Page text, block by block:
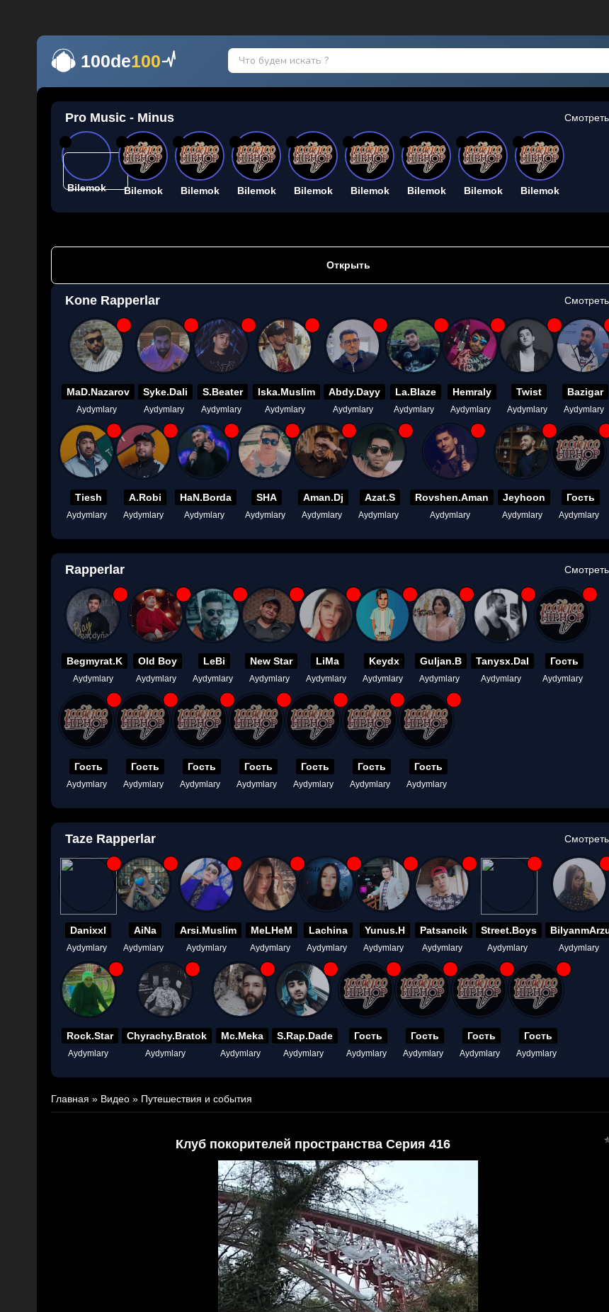
100de100
Pro Music - Minus
Bilemok Bilemok Bilemok Bilemok Bilemok Bilemok Bilemok Bilemok Bilemok
Открыть
Kone Rapperlar
MaD.Nazarov
Aydymlary
Syke.Dali
Aydymlary
S.Beater
Aydymlary
Iska.Muslim
Aydymlary
Abdy.Dayy
Aydymlary
La.Blaze
Aydymlary
Hemraly
Aydymlary
Twist
Aydymlary
Bazigar
Aydymlary
Tiesh
Aydymlary
A.Robi
Aydymlary
HaN.Borda
Aydymlary
SHA
Aydymlary
Aman.Dj
Aydymlary
Azat.S
Aydymlary
Rovshen.Aman
Aydymlary
Jeyhoon
Aydymlary
Гость
Aydymlary
Rapperlar
Begmyrat.K
Aydymlary
Old Boy
Aydymlary
LeBi
Aydymlary
New Star
Aydymlary
LiMa
Aydymlary
Keydx
Aydymlary
Guljan.B
Aydymlary
Tanysx.Dal
Aydymlary
Гость
Aydymlary
Гость
Aydymlary
Гость
Aydymlary
Гость
Aydymlary
Гость
Aydymlary
Гость
Aydymlary
Гость
Aydymlary
Гость
Aydymlary
Taze Rapperlar
Danixxl
Aydymlary
AiNa
Aydymlary
Arsi.Muslim
Aydymlary
MeLHeM
Aydymlary
Lachina
Aydymlary
Yunus.H
Aydymlary
Patsancik
Aydymlary
Street.Boys
Aydymlary Aydymlary
Rock.Star
Aydymlary
Chyrachy.Bratok
Aydymlary
Mc.Meka
Aydymlary
S.Rap.Dade
Aydymlary
Гость
Aydymlary
Гость
Aydymlary
Гость
Aydymlary
Гость
Aydymlary
Главная » Видео » Путешествия и события
Клуб покорителей пространства Серия 416